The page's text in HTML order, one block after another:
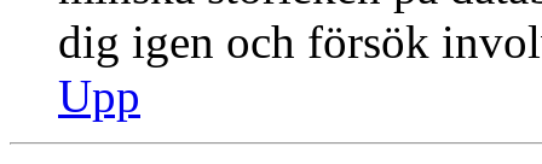
dig igen och försök
Upp